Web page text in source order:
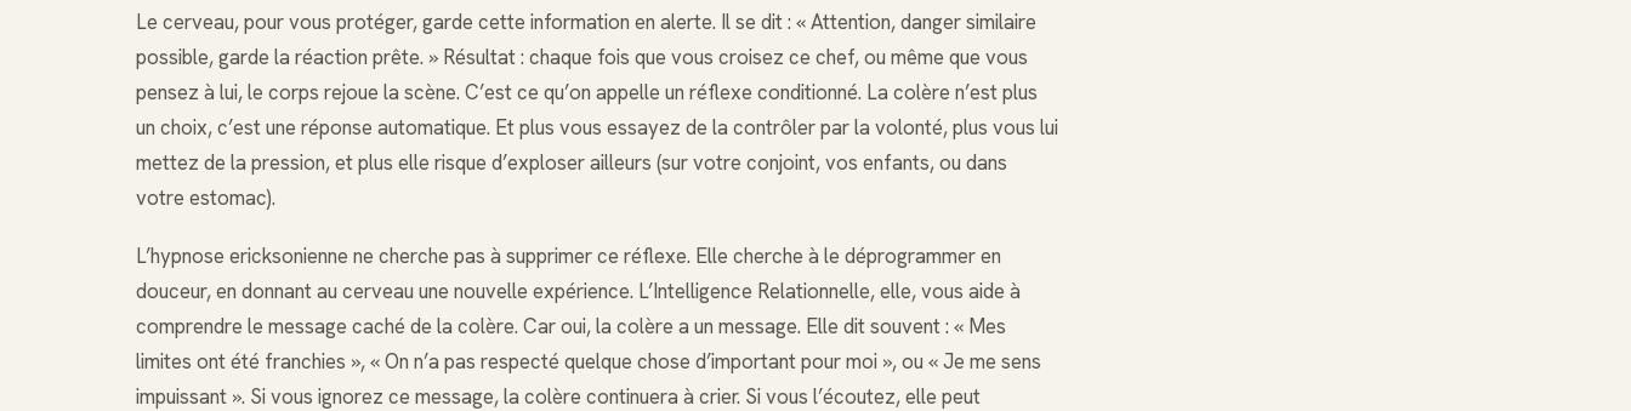
Le cerveau, pour vous protéger, garde cette information en alerte. Il se dit : « Attention, danger similaire
possible, garde la réaction prête. » Résultat : chaque fois que vous croisez ce chef, ou même que vous
pensez à lui, le corps rejoue la scène. C’est ce qu’on appelle un réflexe conditionné. La colère n’est plus
un choix, c’est une réponse automatique. Et plus vous essayez de la contrôler par la volonté, plus vous lui
mettez de la pression, et plus elle risque d’exploser ailleurs (sur votre conjoint, vos enfants, ou dans
votre estomac).
L’hypnose ericksonienne ne cherche pas à supprimer ce réflexe. Elle cherche à le déprogrammer en
douceur, en donnant au cerveau une nouvelle expérience. L’Intelligence Relationnelle, elle, vous aide à
comprendre le message caché de la colère. Car oui, la colère a un message. Elle dit souvent : « Mes
limites ont été franchies », « On n’a pas respecté quelque chose d’important pour moi », ou « Je me sens
impuissant ». Si vous ignorez ce message, la colère continuera à crier. Si vous l’écoutez, elle peut